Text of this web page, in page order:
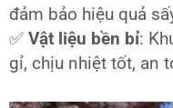
đảm bảo hiệu quả
✅ Vật liệu bền bỉ:
gỉ, chịu nhiệt tốt, an